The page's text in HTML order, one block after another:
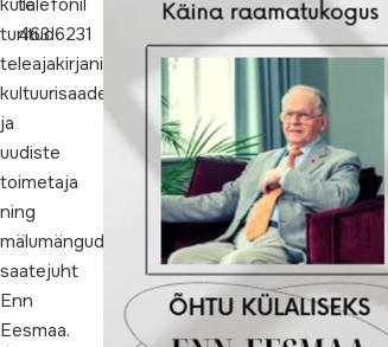
külla
tuntud
teleajakirjanik,
kultuurisaadete
ja
uudiste
toimetaja
ning
mälumängude
saatejuht
Enn
Eesmaa.
telefonil
463 6231